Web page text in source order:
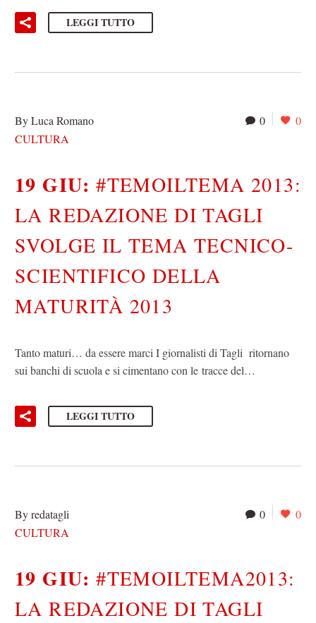
LEGGI TUTTO
0 0
By Luca Romano
CULTURA
19 GIU:#TEMOILTEMA 2013:
LA REDAZIONE DI TAGLI
SVOLGE IL TEMA TECNICO-
SCIENTIFICO DELLA
MATURITÀ 2013
Tanto maturi… da essere marci I giornalisti di Tagli ritornano
sui banchi di scuola e si cimentano con le tracce del…
LEGGI TUTTO
0 0
By redatagli
CULTURA
19 GIU:#TEMOILTEMA2013:
LA REDAZIONE DI TAGLI